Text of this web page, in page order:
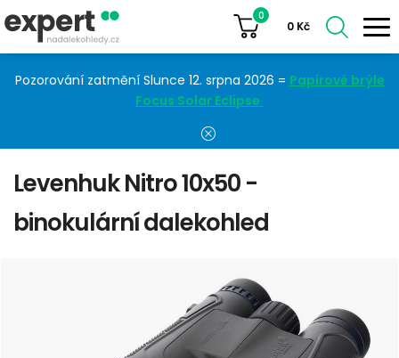
Pozorování zatmění Slunce 12. srpna 2026 = Papírové brýle
Focus Solar Eclipse
0
0 Kč
Levenhuk Nitro 10x50 -
binokulární dalekohled